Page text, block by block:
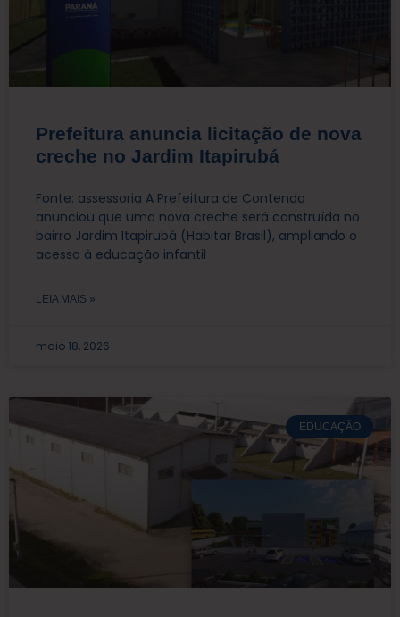
Prefeitura anuncia licitação de nova
creche no Jardim Itapirubá
Fonte: assessoria A Prefeitura de Contenda
anunciou que uma nova creche será construída no
bairro Jardim Itapirubá (Habitar Brasil), ampliando o
acesso à educação infantil
LEIA MAIS »
maio 18, 2026
EDUCAÇÃO